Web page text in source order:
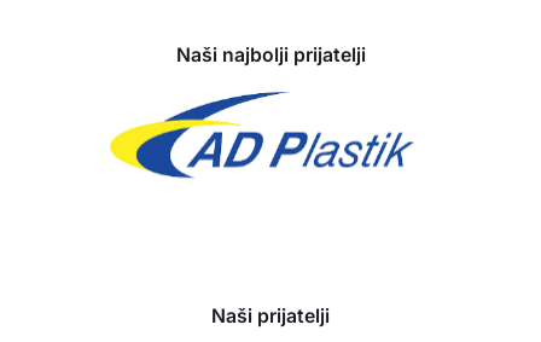
Naši najbolji prijatelji
Naši prijatelji